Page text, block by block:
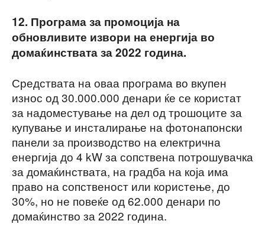
12. Програма за промоција на
обновливите извори на енергија во
домаќинствата за 2022 година.
Средствата на оваа програма во вкупен
износ од 30.000.000 денари ќе се користат
за надоместување на дел од трошоците за
купување и инсталирање на фотонапонски
панели за производство на електрична
енергија до 4 kW за сопствена потрошувачка
за домаќинствата, на градба на која има
право на сопственост или користење, до
30%, но не повеќе од 62.000 денари по
домаќинство за 2022 година.